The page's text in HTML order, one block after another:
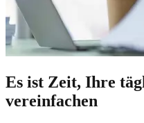
Es ist Zeit, Ihre
vereinfachen